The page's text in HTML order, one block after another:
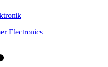
Electronics